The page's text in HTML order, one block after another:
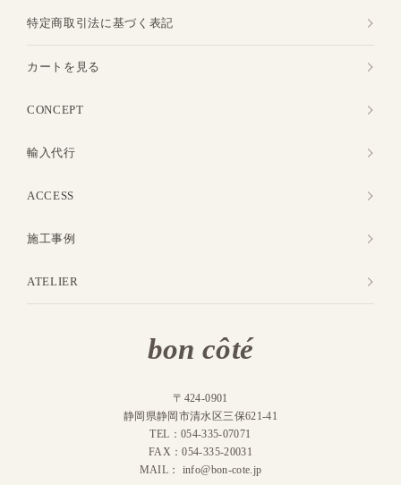
特定商取引法に基づく表記
カートを見る
CONCEPT
輸入代行
ACCESS
施工事例
ATELIER
bon côté
〒424-0901
静岡県静岡市清水区三保621-41
TEL：054-335-07071
FAX：054-335-20031
MAIL： info@bon-cote.jp